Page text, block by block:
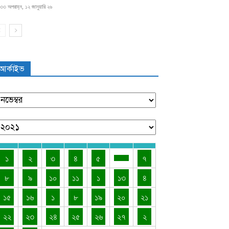
অপরাহ্ন, ১২ জানুয়ারি ২৬
১ ২ ৩ ৪ ৫
৭
৮
৯ ১০ ১১ ১ ১৩
৪
১৫
১৬ ১ ৮ ১৯ ২০
২১
২২
২৩ ২৪ ২৫ ২৬ ২৭ ২